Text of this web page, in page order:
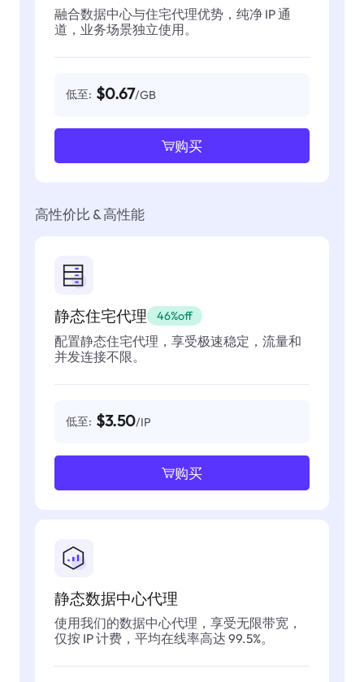
融合数据中心与住宅代理优势，纯净 IP 通
道，业务场景独立使用。
低至: $0.67/GB
购买
高性价比 & 高性能
静态住宅代理 46%off
配置静态住宅代理，享受极速稳定，流量和
并发连接不限。
低至: $3.50/IP
购买
静态数据中心代理
使用我们的数据中心代理，享受无限带宽，
仅按 IP 计费，平均在线率高达 99.5%。